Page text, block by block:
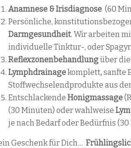
Anamnese & Irisdiagnose (60
Persönliche,
Darmgesundheit. Wir arbeiten
individuelle Tinktur-, oder
Reflexzonenbehandlungüber
Lymphdrainagekomplett,sanfte
Stoffwechselendprodukte aus
Entschlackende Honigmassage
(30 Minuten) oder wahlweise
je nach Bedarf oder Bedürfnis
Geschenk für Dich…